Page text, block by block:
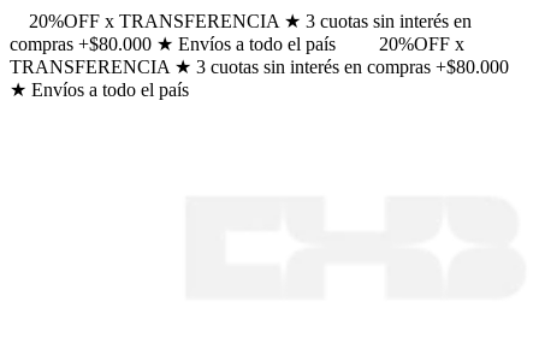
20%OFF x TRANSFERENCIA ★ 3 cuotas sin interés en
compras +$80.000 ★ Envíos a todo el país
20%OFF x
TRANSFERENCIA ★ 3 cuotas sin interés en compras +$80.000
★ Envíos a todo el país